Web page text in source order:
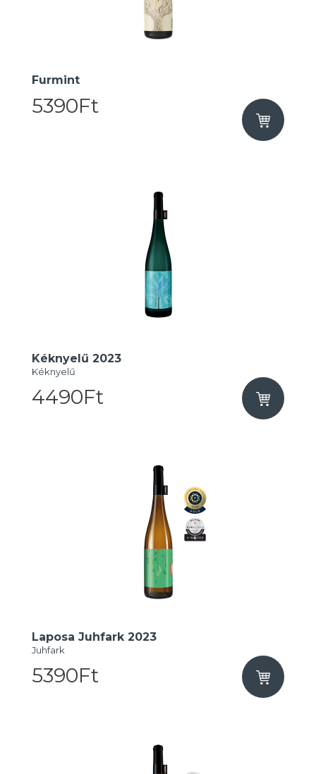
Furmint
5390Ft
Kéknyelű 2023
Kéknyelű
4490Ft
Laposa Juhfark 2023
Juhfark
5390Ft